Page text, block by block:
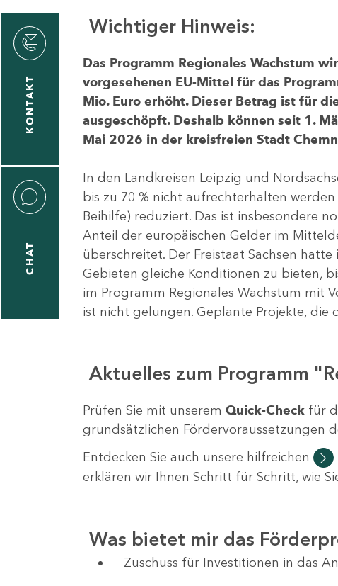
KONTAKT
CHAT
Wichtiger Hinweis:
Das Programm Regionales Wachstum
vorgesehenen EU-Mittel für das
Mio. Euro erhöht. Dieser Betrag ist für
ausgeschöpft. Deshalb können seit 1.
Mai 2026 in der kreisfreien Stadt
In den Landkreisen Leipzig und
bis zu 70 % nicht aufrechterhalten
Beihilfe) reduziert. Das ist insbesondere
Anteil der europäischen Gelder im
überschreitet. Der Freistaat Sachsen
Gebieten gleiche Konditionen zu bieten,
im Programm Regionales Wachstum mit
ist nicht gelungen. Geplante Projekte, die
Aktuelles zum Programm
Prüfen Sie mit unserem Quick-Check für
grundsätzlichen Fördervoraussetzungen
Entdecken Sie auch unsere hilfreichen
erklären wir Ihnen Schritt für Schritt, wie
Was bietet mir das
Zuschuss für Investitionen in das